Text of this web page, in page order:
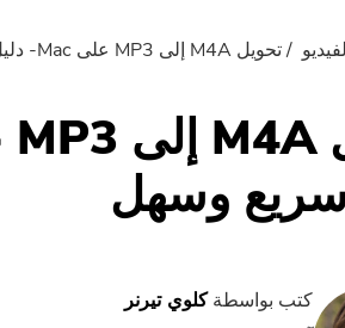
تحويل M4A إلى MP3 على Mac- دليل سريع وسهل
وسهل
كتب بواسطةكلوي تيرنر